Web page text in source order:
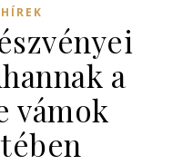
HÍREK
a
vámok